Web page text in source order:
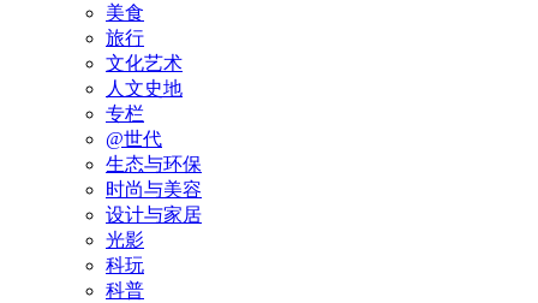
美食
旅行
文化艺术
人文史地
专栏
@世代
生态与环保
时尚与美容
设计与家居
光影
科玩
科普